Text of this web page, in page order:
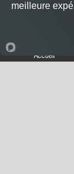
Accueil
meilleure